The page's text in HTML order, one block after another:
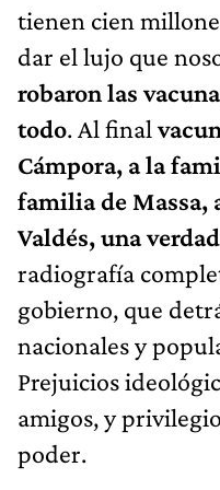
tienen cien
dar el lujo que
robaron las
todo. Al final
Cámpora, a la
familia de Massa,
Valdés, una
radiografía
gobierno, que
nacionales y
Prejuicios
amigos, y
poder.